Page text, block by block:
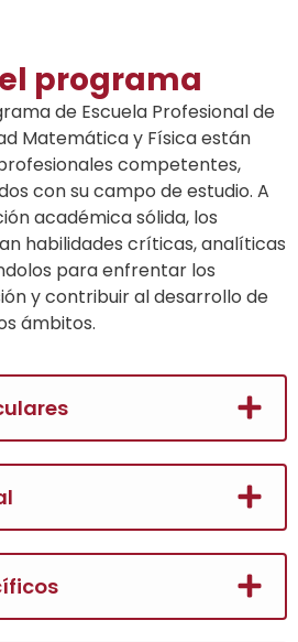
programa
de Escuela Profesional de
Matemática y Física están
competentes,
con su campo de estudio. A
académica sólida, los
habilidades críticas, analíticas
para enfrentar los
y contribuir al desarrollo de
ámbitos.